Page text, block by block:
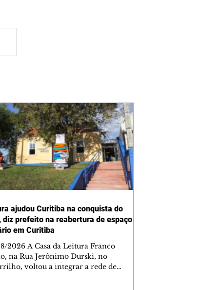
ajudou Curitiba na conquista do
diz prefeito na reabertura de espaço
em Curitiba
2026 A Casa da Leitura Franco
na Rua Jerônimo Durski, no
voltou a integrar a rede de